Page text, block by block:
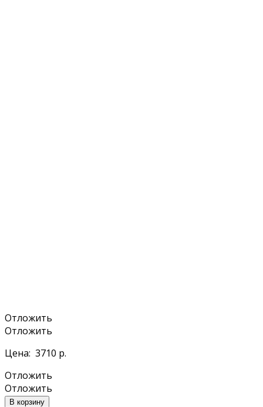
Отложить
Отложить
Цена: 3710 р.
Отложить
Отложить
В корзину